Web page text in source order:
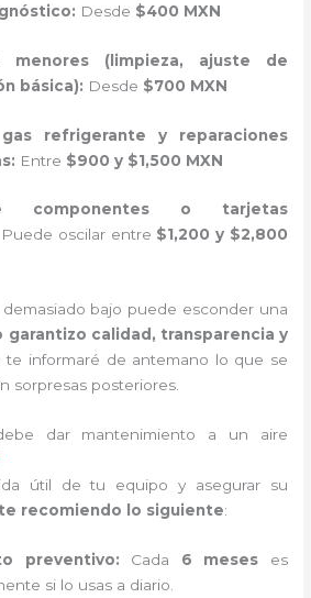
Desde $400 MXN
menores (limpieza, ajuste de
básica): Desde $700 MXN
refrigerante y reparaciones
Entre $900 y $1,500 MXN
componentes o tarjetas
Puede oscilar entre $1,200 y $2,800
bajo puede esconder una
garantizo calidad, transparencia y
te informaré de antemano lo que se
sorpresas posteriores.
dar mantenimiento a un aire
útil de tu equipo y asegurar su
te recomiendo lo siguiente:
preventivo: Cada 6 meses es
si lo usas a diario.